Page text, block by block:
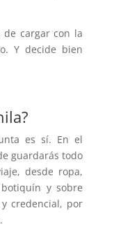
de cargar con la
Y decide bien
es sí. En el
guardarás todo
desde ropa,
y sobre
credencial, por